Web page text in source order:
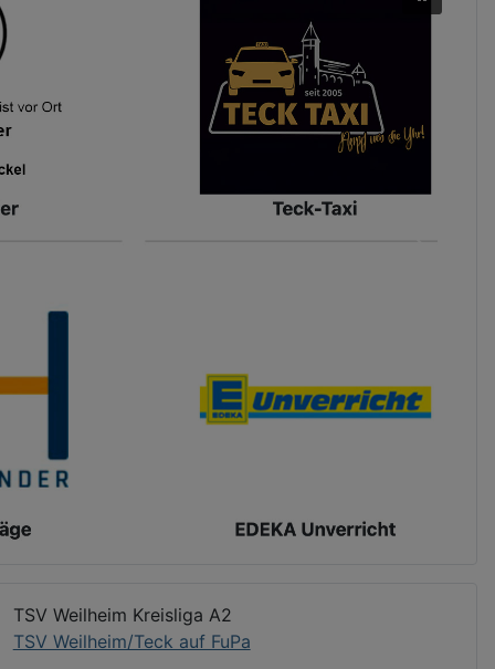
TSV Weilheim Kreisliga A2
TSV Weilheim/Teck auf FuPa